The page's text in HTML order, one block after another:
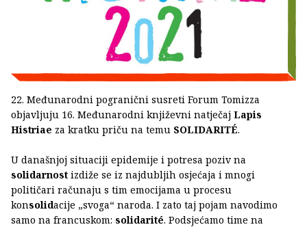
22. Međunarodni pogranični susreti Forum Tomizza
objavljuju 16. Međunarodni književni natječaj Lapis
Histriae za kratku priču na temu SOLIDARITÉ.
U današnjoj situaciji epidemije i potresa poziv na
solidarnost izdiže se iz najdubljih osjećaja i mnogi
političari računaju s tim emocijama u procesu
konsolidacije „svoga“ naroda. I zato taj pojam navodimo
samo na francuskom: solidarité. Podsjećamo time na